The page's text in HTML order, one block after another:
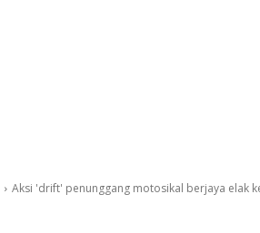
Aksi 'drift' penunggang motosikal berjaya elak